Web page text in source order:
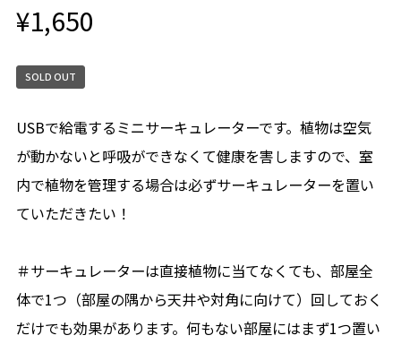
¥1,650
SOLD OUT
USBで給電するミニサーキュレーターです。植物は空気
が動かないと呼吸ができなくて健康を害しますので、室
内で植物を管理する場合は必ずサーキュレーターを置い
ていただきたい！
＃サーキュレーターは直接植物に当てなくても、部屋全
体で1つ（部屋の隅から天井や対角に向けて）回しておく
だけでも効果があります。何もない部屋にはまず1つ置い